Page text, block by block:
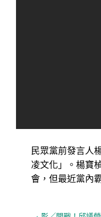
民眾黨前發言人
凌文化」。楊寶
會，但最近黨內